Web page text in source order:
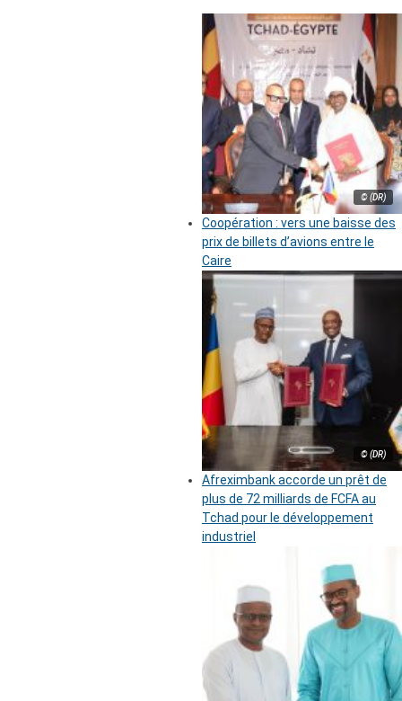
© (DR)
Coopération : vers une baisse des
prix de billets d’avions entre le
Caire
© (DR)
Afreximbank accorde un prêt de
plus de 72 milliards de FCFA au
Tchad pour le développement
industriel